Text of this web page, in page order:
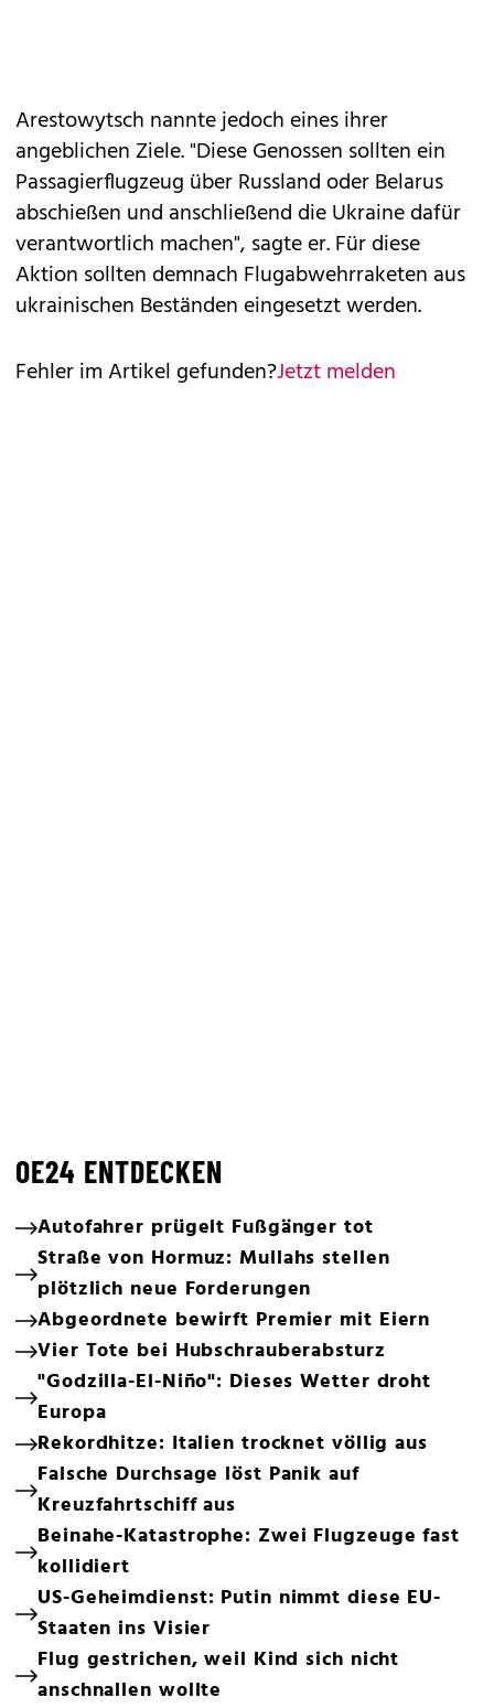
Arestowytsch nannte jedoch eines ihrer
angeblichen Ziele. "Diese Genossen sollten ein
Passagierflugzeug über Russland oder Belarus
abschießen und anschließend die Ukraine dafür
verantwortlich machen", sagte er. Für diese
Aktion sollten demnach Flugabwehrraketen aus
ukrainischen Beständen eingesetzt werden.
Fehler im Artikel gefunden?Jetzt melden
OE24 ENTDECKEN
Autofahrer prügelt Fußgänger tot
Straße von Hormuz: Mullahs stellen
plötzlich neue Forderungen
Abgeordnete bewirft Premier mit Eiern
Vier Tote bei Hubschrauberabsturz
"Godzilla-El-Niño": Dieses Wetter droht
Europa
Rekordhitze: Italien trocknet völlig aus
Falsche Durchsage löst Panik auf
Kreuzfahrtschiff aus
Beinahe-Katastrophe: Zwei Flugzeuge fast
kollidiert
US-Geheimdienst: Putin nimmt diese EU-
Staaten ins Visier
Flug gestrichen, weil Kind sich nicht
anschnallen wollte